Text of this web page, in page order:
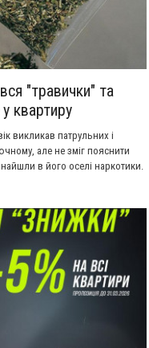
"травички" та
квартиру
викликав патрульних і
але не зміг пояснити
в його оселі наркотики.